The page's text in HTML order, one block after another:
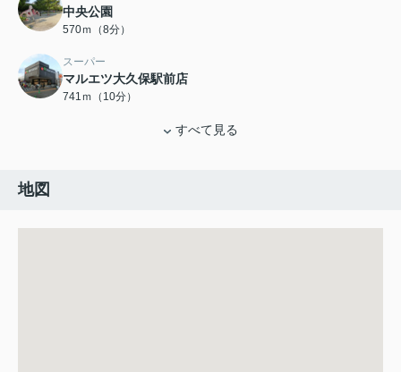
中央公園
570ｍ（8分）
スーパー
マルエツ大久保駅前店
741ｍ（10分）
すべて見る
地図